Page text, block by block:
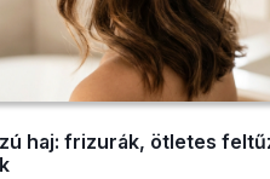
haj: frizurák, ötletes